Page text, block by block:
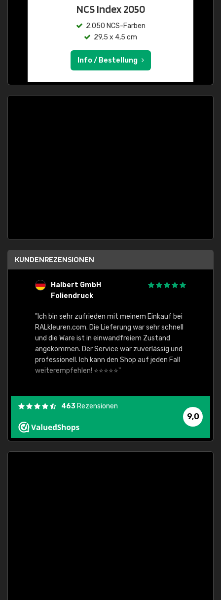
NCS Index 2050
2.050 NCS-Farben
29,5 x 4,5 cm
Info / Bestellung
KUNDENREZENSIONEN
Halbert GmbH
Foliendruck
"Ich bin sehr zufrieden mit meinem Einkauf bei
RALkleuren.com. Die Lieferung war sehr schnell
und die Ware ist in einwandfreiem Zustand
angekommen. Der Service war zuverlässig und
professionell. Ich kann den Shop auf jeden Fall
weiterempfehlen! ⭐⭐⭐⭐⭐"
9,0
463 Rezensionen